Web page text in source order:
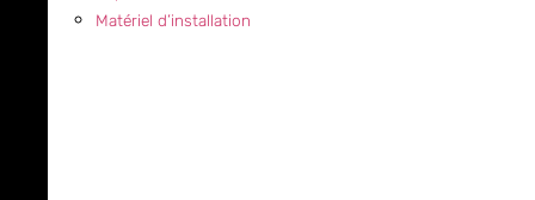
Matériel d’installation